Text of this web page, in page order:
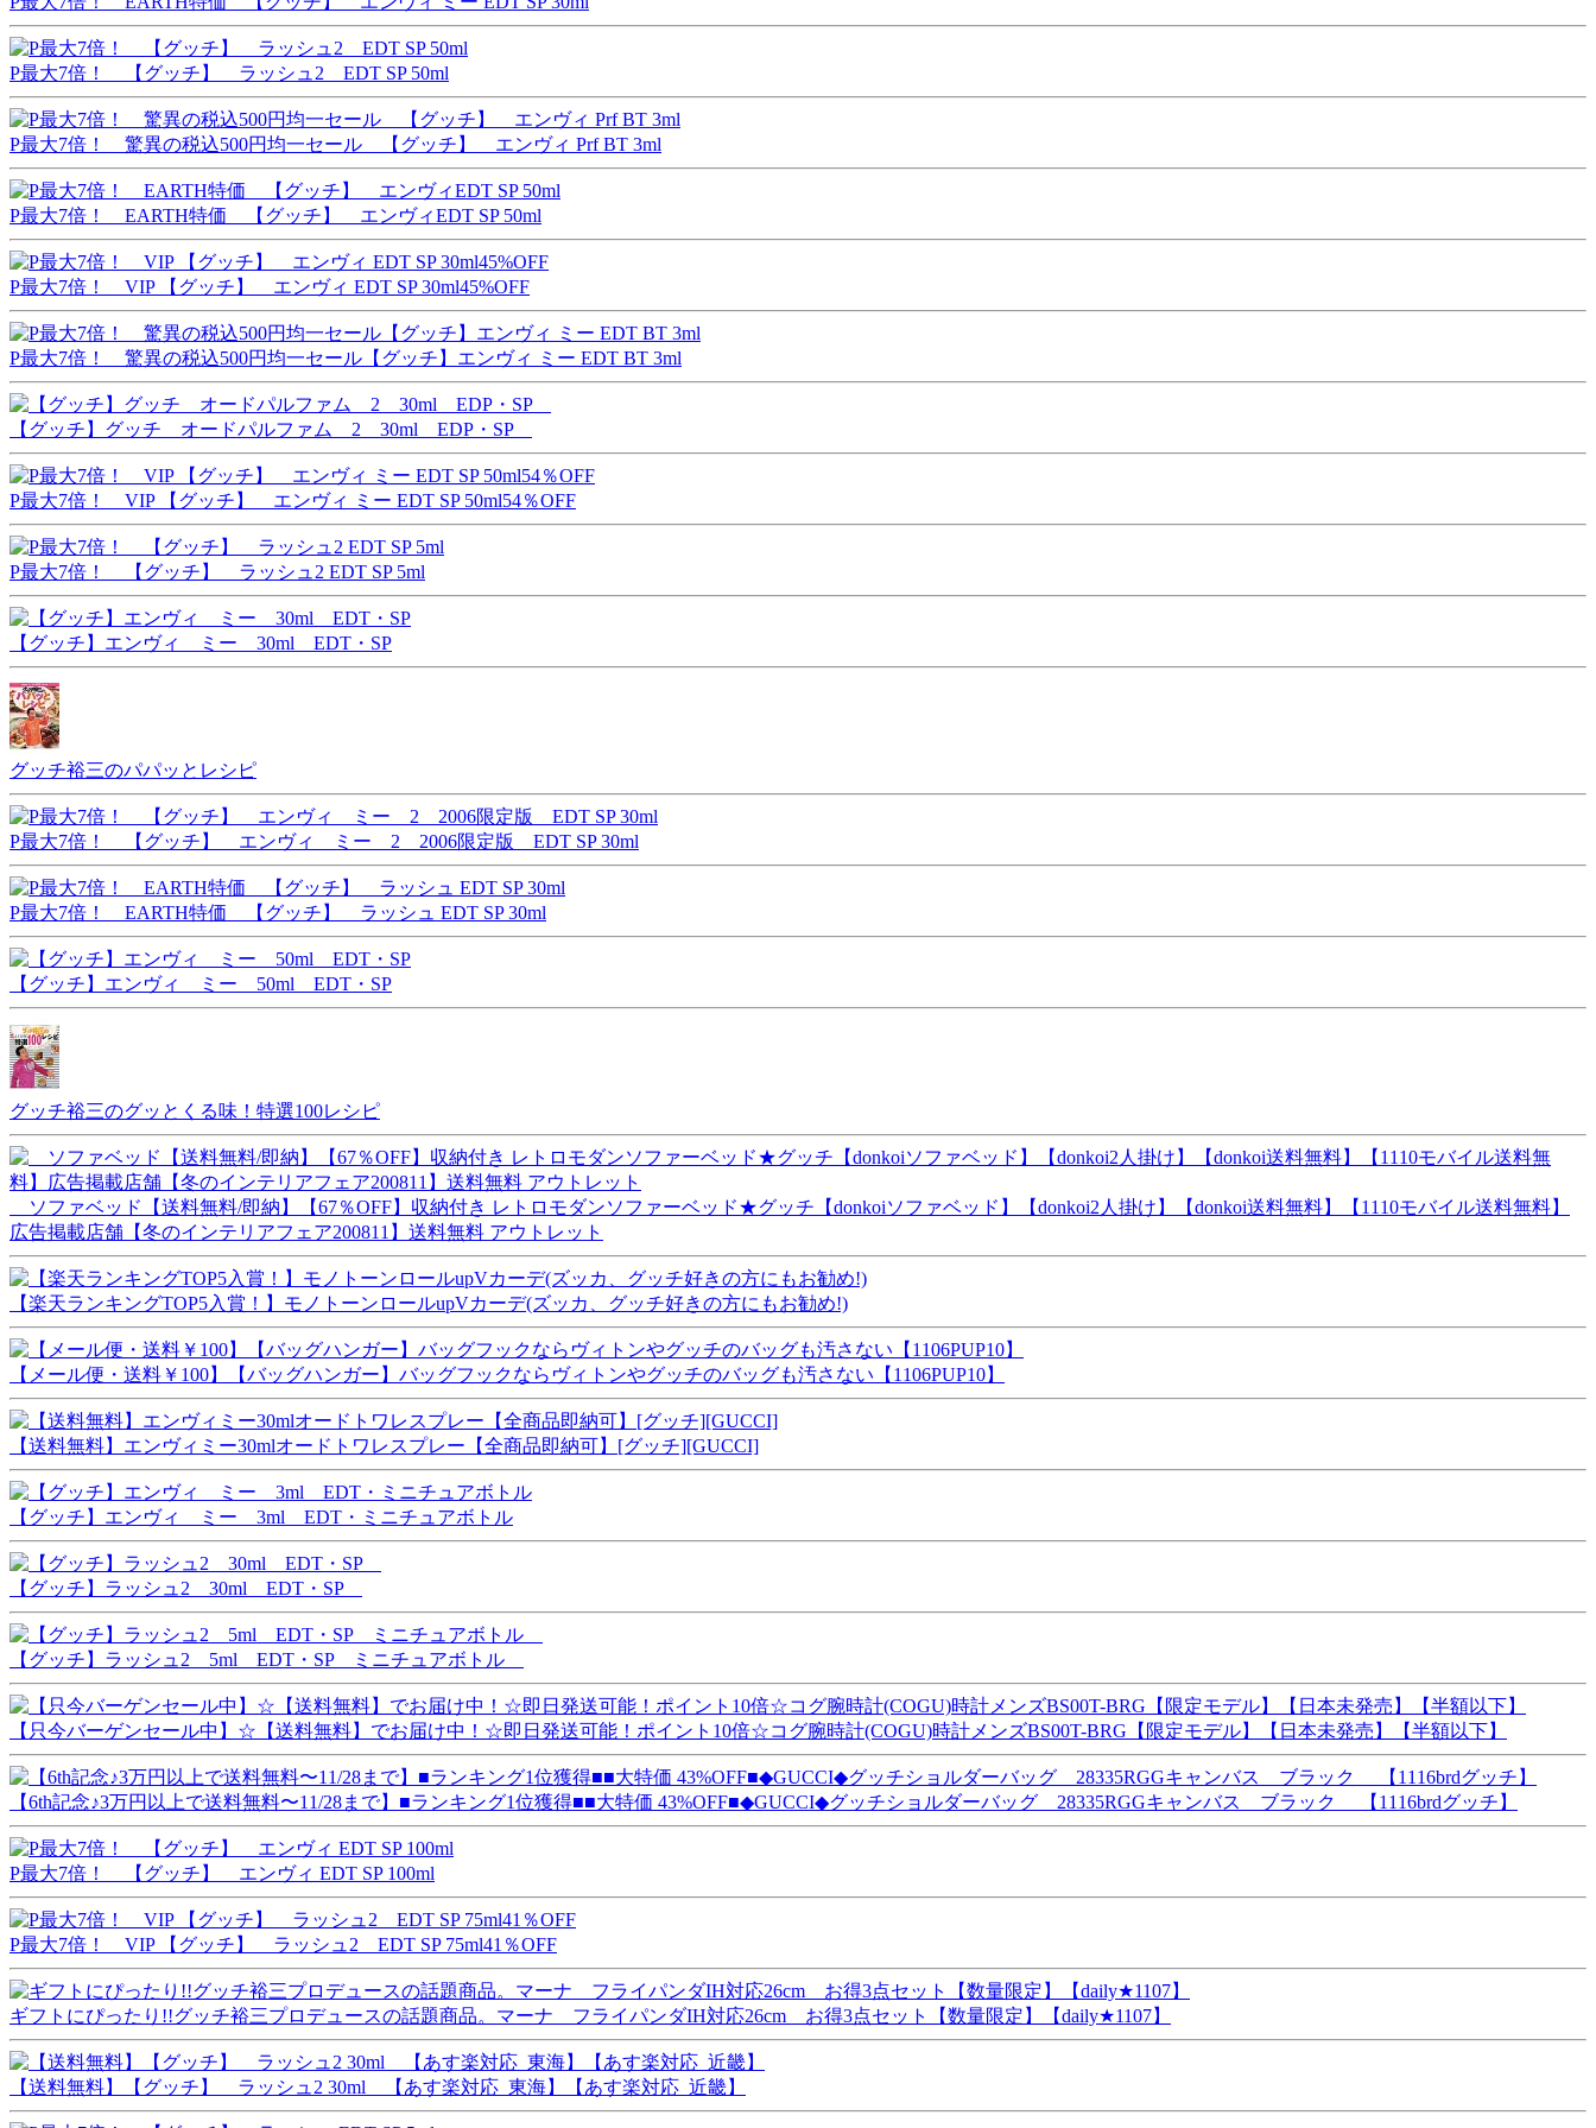
P最大7倍！ 【グッチ】 ラッシュ2 EDT SP 50ml
P最大7倍！ 驚異の税込500円均一セール 【グッチ】 エンヴィ Prf BT 3ml
P最大7倍！ EARTH特価 【グッチ】 エンヴィEDT SP 50ml
P最大7倍！ VIP 【グッチ】 エンヴィ EDT SP 30ml45%OFF
P最大7倍！ 驚異の税込500円均一セール【グッチ】エンヴィ ミー EDT BT 3ml
【グッチ】グッチ オードパルファム 2 30ml EDP・SP
P最大7倍！ VIP 【グッチ】 エンヴィ ミー EDT SP 50ml54％OFF
P最大7倍！ 【グッチ】 ラッシュ2 EDT SP 5ml
【グッチ】エンヴィ ミー 30ml EDT・SP
グッチ裕三のパパッとレシピ
P最大7倍！ 【グッチ】 エンヴィ ミー 2 2006限定版 EDT SP 30ml
P最大7倍！ EARTH特価 【グッチ】 ラッシュ EDT SP 30ml
【グッチ】エンヴィ ミー 50ml EDT・SP
グッチ裕三のグッとくる味！特選100レシピ
ソファベッド【送料無料/即納】【67％OFF】収納付き レトロモダンソファーベッド★グッチ【donkoiソファベッド】【donkoi2人掛け】【donkoi送料無料】【1110モバイル送料無料】
広告掲載店舗【冬のインテリアフェア200811】送料無料 アウトレット
【楽天ランキングTOP5入賞！】モノトーンロールupVカーデ(ズッカ、グッチ好きの方にもお勧め!)
【メール便・送料￥100】【バッグハンガー】バッグフックならヴィトンやグッチのバッグも汚さない【1106PUP10】
【送料無料】エンヴィミー30mlオードトワレスプレー【全商品即納可】[グッチ][GUCCI]
【グッチ】エンヴィ ミー 3ml EDT・ミニチュアボトル
【グッチ】ラッシュ2 30ml EDT・SP
【グッチ】ラッシュ2 5ml EDT・SP ミニチュアボトル
【只今バーゲンセール中】☆【送料無料】でお届け中！☆即日発送可能！ポイント10倍☆コグ腕時計(COGU)時計メンズBS00T-BRG【限定モデル】【日本未発売】【半額以下】
【6th記念♪3万円以上で送料無料〜11/28まで】■ランキング1位獲得■■大特価 43%OFF■◆GUCCI◆グッチショルダーバッグ 28335RGGキャンバス ブラック 【1116brdグッチ】
P最大7倍！ 【グッチ】 エンヴィ EDT SP 100ml
P最大7倍！ VIP 【グッチ】 ラッシュ2 EDT SP 75ml41％OFF
ギフトにぴったり!!グッチ裕三プロデュースの話題商品。マーナ フライパンダIH対応26cm お得3点セット【数量限定】【daily★1107】
【送料無料】【グッチ】 ラッシュ2 30ml 【あす楽対応_東海】【あす楽対応_近畿】